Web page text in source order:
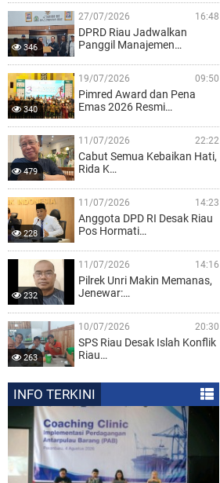
346
27/07/2026 16:48
DPRD Riau Jadwalkan
Panggil Manajemen…
340
19/07/2026 09:50
Pimred Award dan Pena
Emas 2026 Resmi…
479
11/07/2026 22:22
Cabut Semua Kebaikan Hati,
Rida K…
228
11/07/2026 14:23
Anggota DPD RI Desak Riau
Pos Hormati…
232
11/07/2026 14:16
Pilrek Unri Makin Memanas,
Jenewar:…
263
10/07/2026 20:30
SPS Riau Desak Islah Konflik
Riau…
INFO TERKINI